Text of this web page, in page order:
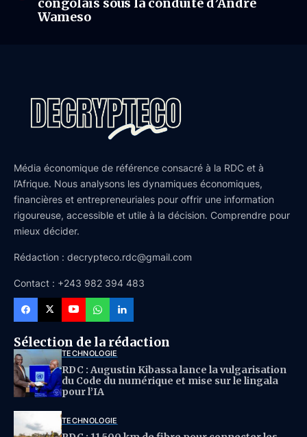
Wameso
Média économique de référence consacré à la RDC et à
l’Afrique. Nous analysons les dynamiques économiques,
financières et entrepreneuriales pour offrir une information
rigoureuse, accessible et utile à la décision. Comprendre pour
mieux décider.
Rédaction : decrypteco.rdc@gmail.com
Contact : +243 982 394 483
Sélection de la rédaction
TECHNOLOGIE
RDC : Augustin Kibassa lance la vulgarisation
du Code du numérique et mise sur le lingala
pour l’IA
TECHNOLOGIE